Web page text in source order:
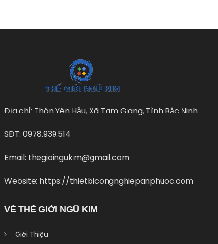
Địa chỉ: Thôn Yên Hậu, Xã Tam Giang, Tình Bắc Ninh
SĐT: 0978.939.514
Email: thegioingukim@gmail.com
Website: https://thietbicongnghiepanphuoc.com
VỀ THẾ GIỚI NGŨ KIM
Giới Thiệu